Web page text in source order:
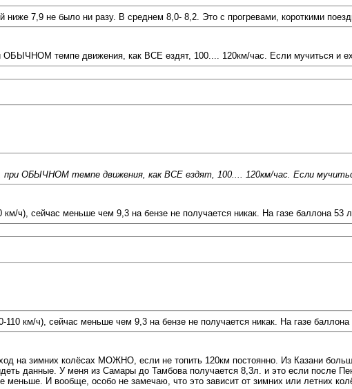
7,9 не было ни разу. В среднем 8,0- 8,2. Это с прогревами, короткими
ОБЫЧНОМ темпе движения, как ВСЕ ездят, 100.... 120км/час. Если мучиться и
при ОБЫЧНОМ темпе движения, как ВСЕ ездят, 100.... 120км/час. Если
ч), сейчас меньше чем 9,3 на бензе не получается никак. На газе баллона 53
км/ч), сейчас меньше чем 9,3 на бензе не получается никак. На газе баллона
на зимних колёсах МОЖНО, если не топить 120км постоянно. Из Казани
данные. У меня из Самары до Тамбова получается 8,3л. и это если после
меньше. И вообще, особо не замечаю, что это зависит от зимних или летних